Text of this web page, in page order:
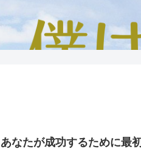
あなたが成功するために最